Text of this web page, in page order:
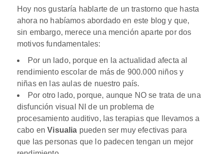
Hoy nos gustaría hablarte de un trastorno que hasta
ahora no habíamos abordado en este blog y que,
sin embargo, merece una mención aparte por dos
motivos fundamentales:
Por un lado, porque en la actualidad afecta al
rendimiento escolar de más de 900.000 niños y
niñas en las aulas de nuestro país.
Por otro lado, porque, aunque NO se trata de una
disfunción visual NI de un problema de
procesamiento auditivo, las terapias que llevamos a
cabo enVisualia pueden ser muy efectivas para
que las personas que lo padecen tengan un mejor